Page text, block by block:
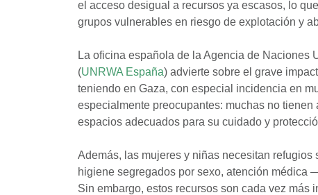
el acceso desigual a recursos ya escasos, lo
grupos vulnerables en riesgo de explotación y
La oficina española de la Agencia de Naciones
(UNRWA España) advierte sobre el grave
teniendo en Gaza, con especial incidencia en
especialmente preocupantes: muchas no
espacios adecuados para su cuidado y
Además, las mujeres y niñas necesitan
higiene segregados por sexo, atención
Sin embargo, estos recursos son cada vez más